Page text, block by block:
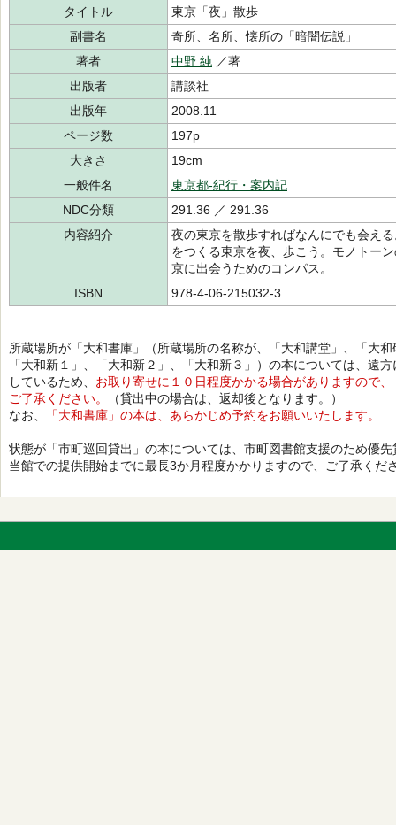
タイトル
東京「夜」散歩
副書名
奇所、名所、懐所の「暗闇伝説」
著者
中野 純 ／著
出版者
講談社
出版年
2008.11
ページ数
197p
大きさ
19cm
一般件名
東京都-紀行・案内記
NDC分類
291.36 ／ 291.36
内容紹介
夜の東京を散歩すればなんにでも会え
をつくる東京を夜、歩こう。モノトー
京に出会うためのコンパス。
ISBN
978-4-06-215032-3
所蔵場所が「大和書庫」（所蔵場所の名称が、「大和講堂」、「大和
「大和新１」、「大和新２」、「大和新３」）の本については、遠方
しているため、 お取り寄せに１０日程度かかる場合がありますので、
ご了承ください。
（貸出中の場合は、返却後となります。）
なお、
「大和書庫」の本は、あらかじめ予約をお願いいたします。
状態が「市町巡回貸出」の本については、市町図書館支援のため優
当館での提供開始までに最長3か月程度かかりますので、ご了承くだ